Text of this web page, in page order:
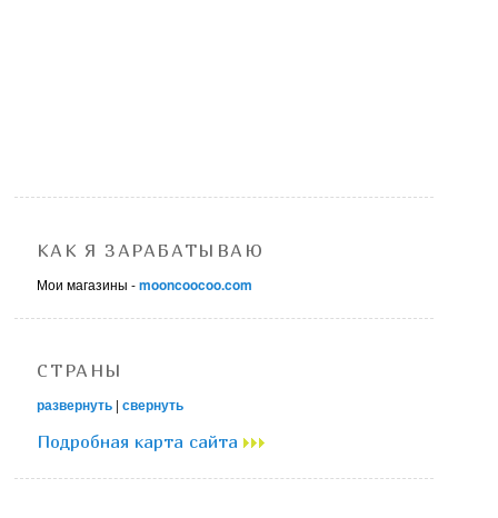
КАК Я ЗАРАБАТЫВАЮ
Мои магазины -mooncoocoo.com
СТРАНЫ
развернуть |свернуть
Подробная карта сайта